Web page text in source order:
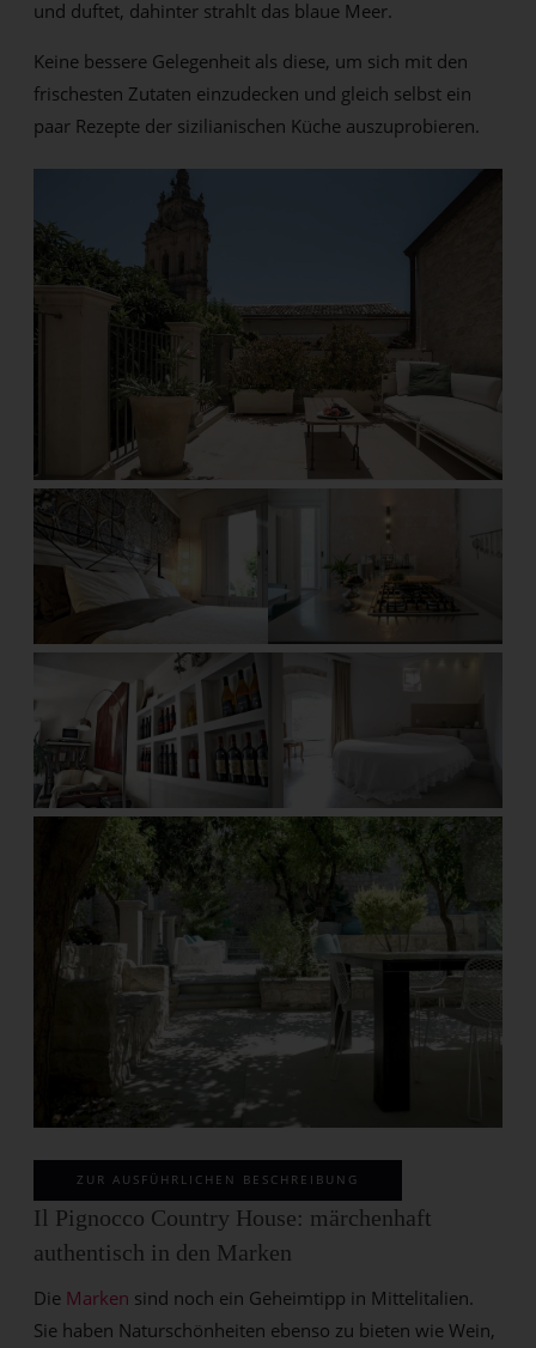
und duftet, dahinter strahlt das blaue Meer.
Keine bessere Gelegenheit als diese, um sich mit den
frischesten Zutaten einzudecken und gleich selbst ein
paar Rezepte der sizilianischen Küche auszuprobieren.
ZUR AUSFÜHRLICHEN BESCHREIBUNG
Il Pignocco Country House: märchenhaft
authentisch in den Marken
Die Marken sind noch ein Geheimtipp in Mittelitalien.
Sie haben Naturschönheiten ebenso zu bieten wie Wein,